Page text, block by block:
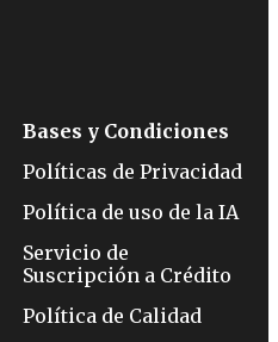
Bases y Condiciones
Políticas de Privacidad
Política de uso de la IA
Servicio de
Suscripción a Crédito
Política de Calidad